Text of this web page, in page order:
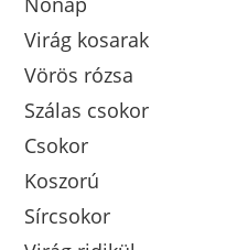
Virág kosarak
Vörös rózsa
Szálas csokor
Csokor
Koszorú
Sírcsokor